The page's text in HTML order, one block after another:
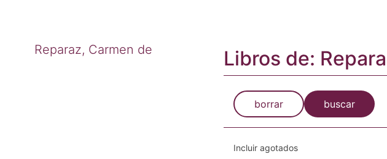
Reparaz, Carmen de Libros de:
borrar buscar
Incluir agotados